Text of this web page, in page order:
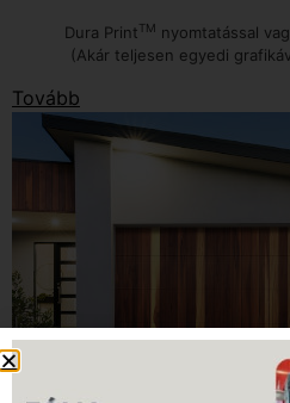
Dura PrintTM nyomtatással
(Akár teljesen egyedi
Tovább